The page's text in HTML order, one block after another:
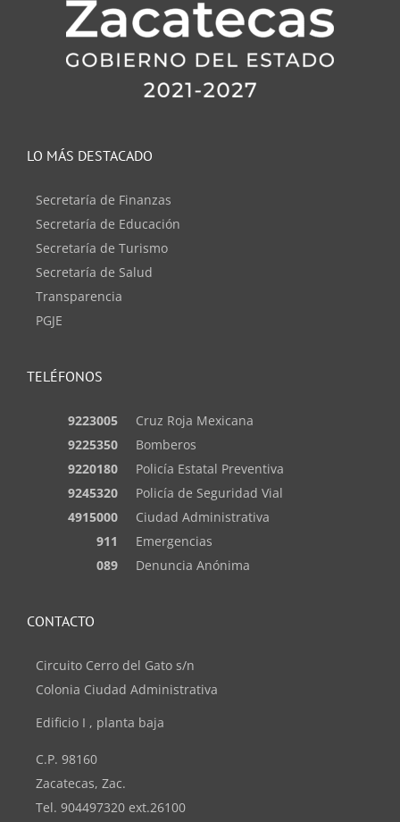
TELÉFONOS
9223005
Cruz Roja Mexicana
9225350
Bomberos
9220180
Policía Estatal Preventiva
9245320
Policía de Seguridad Vial
4915000
Ciudad Administrativa
911
Emergencias
089
Denuncia Anónima
LO MÁS DESTACADO
Secretaría de Finanzas
Secretaría de Educación
Secretaría de Turismo
Secretaría de Salud
Transparencia
PGJE
CONTACTO
Circuito Cerro del Gato s/n
Colonia Ciudad Administrativa
Edificio I , planta baja
C.P. 98160
Zacatecas, Zac.
Tel. 904497320 ext.26100